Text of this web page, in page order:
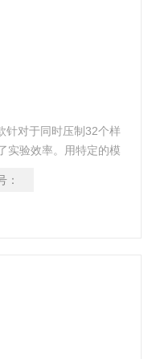
针对于同时压制32个样
实验效率。用特定的模
靠。目前是国内高等院
。
：